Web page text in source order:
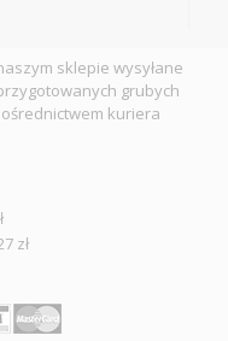
sklepie wysyłane
grubych
kuriera
zł